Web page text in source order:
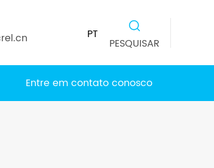
PT
PESQUISAR
Entre em contato conosco